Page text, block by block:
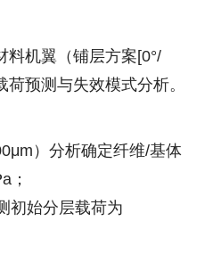
料机翼（铺层方案[0°/
荷预测与失效模式分析。
）分析确定纤维/基体
；
初始分层载荷为